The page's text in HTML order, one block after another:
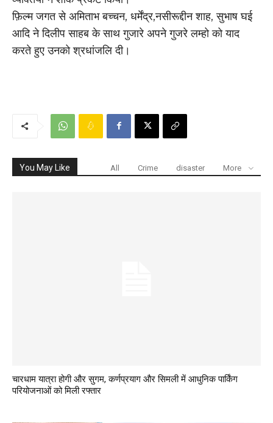
फ़िल्म जगत से अमिताभ बच्चन, धर्मेंद्र,नसीरूद्दीन शाह, सुभाष घई
आदि ने दिलीप साहब के साथ गुजारे अपने गुजरे लम्हो को याद
करते हुए उनको श्रधांजलि दी।
You May Like All Crime disaster More
चारधाम यात्रा होगी और सुगम, कर्णप्रयाग और सिमली में आधुनिक पार्किंग
परियोजनाओं को मिली रफ्तार